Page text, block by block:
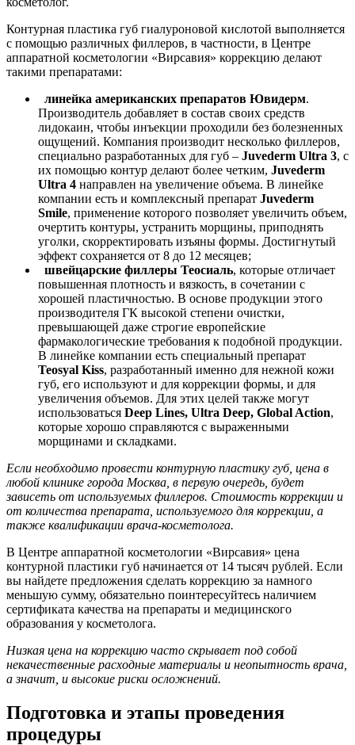
Контурная пластика губ гиалуроновой кислотой выполняется
с помощью различных филлеров, в частности, в Центре
аппаратной косметологии «Вирсавия» коррекцию делают
такими препаратами:
линейка американских препаратов Ювидерм.
Производитель добавляет в состав своих средств
лидокаин, чтобы инъекции проходили без болезненных
ощущений. Компания производит несколько филлеров,
специально разработанных для губ – Juvederm Ultra 3, с
их помощью контур делают более четким, Juvederm
Ultra 4 направлен на увеличение объема. В линейке
компании есть и комплексный препарат Juvederm
Smile, применение которого позволяет увеличить объем,
очертить контуры, устранить морщины, приподнять
уголки, скорректировать изъяны формы. Достигнутый
эффект сохраняется от 8 до 12 месяцев;
швейцарские филлеры Теосиаль, которые отличает
повышенная плотность и вязкость, в сочетании с
хорошей пластичностью. В основе продукции этого
производителя ГК высокой степени очистки,
превышающей даже строгие европейские
фармакологические требования к подобной продукции.
В линейке компании есть специальный препарат
Teosyal Kiss, разработанный именно для нежной кожи
губ, его используют и для коррекции формы, и для
увеличения объемов. Для этих целей также могут
использоваться Deep Lines, Ultra Deep, Global Action,
которые хорошо справляются с выраженными
морщинами и складками.
Если необходимо провести контурную пластику губ, цена в
любой клинике города Москва, в первую очередь, будет
зависеть от используемых филлеров. Стоимость коррекции и
от количества препарата, используемого для коррекции, а
также квалификации врача-косметолога.
В Центре аппаратной косметологии «Вирсавия» цена
контурной пластики губ начинается от 14 тысяч рублей. Если
вы найдете предложения сделать коррекцию за намного
меньшую сумму, обязательно поинтересуйтесь наличием
сертификата качества на препараты и медицинского
образования у косметолога.
Низкая цена на коррекцию часто скрывает под собой
некачественные расходные материалы и неопытность врача,
а значит, и высокие риски осложнений.
Подготовка и этапы проведения
процедуры